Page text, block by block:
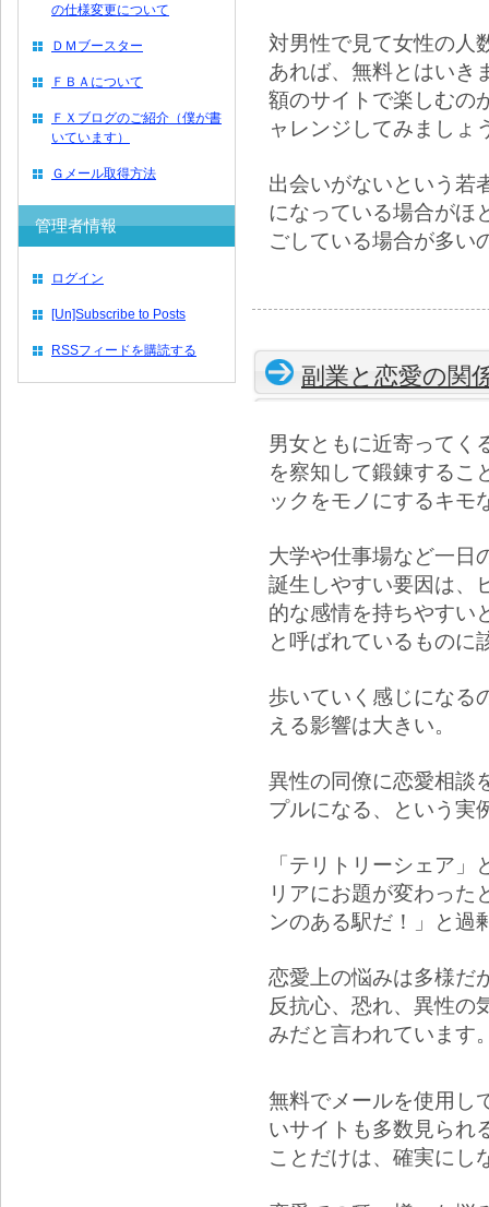
対男性で見て女性の人
あれば、無料とはいき
額のサイトで楽しむの
ャレンジしてみましょ
出会いがないという若
になっている場合がほ
ごしている場合が多い
副業と恋愛の関
男女ともに近寄ってく
を察知して鍛錬するこ
ックをモノにするキモ
大学や仕事場など一日
誕生しやすい要因は、
的な感情を持ちやすい
と呼ばれているものに
歩いていく感じになる
える影響は大きい。
異性の同僚に恋愛相談
プルになる、という実
「テリトリーシェア
リアにお題が変わった
ンのある駅だ！」と過
恋愛上の悩みは多様だ
反抗心、恐れ、異性の
みだと言われています
無料でメールを使用し
いサイトも多数見られ
ことだけは、確実にし
の仕様変更について
ＤＭブースター
ＦＢＡについて
ＦＸブログのご紹介（僕が書
いています）
Ｇメール取得方法
管理者情報
ログイン
[Un]Subscribe to Posts
RSSフィードを購読する